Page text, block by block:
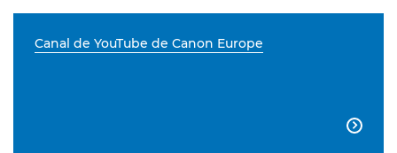
Canal de YouTube de Canon Europe
